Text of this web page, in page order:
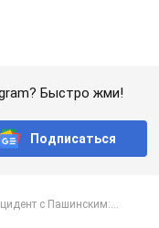
Быстро жми!
Подписаться
с Пашинским:...